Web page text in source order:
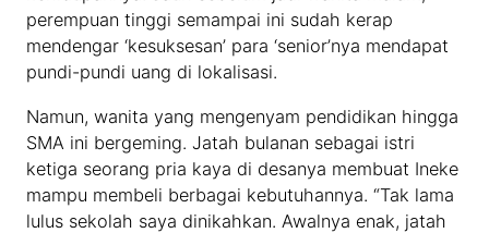
perempuan tinggi semampai ini sudah kerap
mendengar ‘kesuksesan’ para ‘senior’nya mendapat
pundi-pundi uang di lokalisasi.
Namun, wanita yang mengenyam pendidikan hingga
SMA ini bergeming. Jatah bulanan sebagai istri
ketiga seorang pria kaya di desanya membuat Ineke
mampu membeli berbagai kebutuhannya. “Tak lama
lulus sekolah saya dinikahkan. Awalnya enak, jatah